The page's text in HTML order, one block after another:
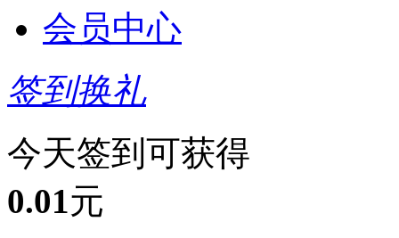
会员中心
签到换礼
今天签到可获得
0.01元